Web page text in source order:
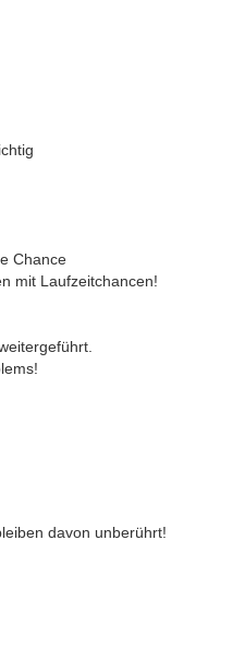
Chance
mit Laufzeitchancen!
davon unberührt!